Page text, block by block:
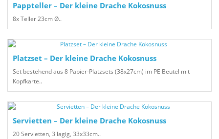
Pappteller – Der kleine Drache Kokosnuss
8x Teller 23cm Ø..
Platzset – Der kleine Drache Kokosnuss
Set bestehend aus 8 Papier-Platzsets (38x27cm) im PE Beutel mit
Kopfkarte..
Servietten – Der kleine Drache Kokosnuss
20 Servietten, 3 lagig, 33x33cm..